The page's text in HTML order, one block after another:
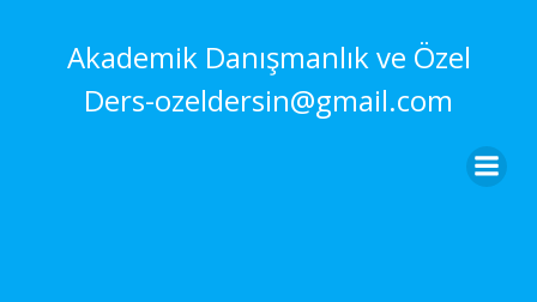
Akademik Danışmanlık ve Özel
Ders-ozeldersin@gmail.com